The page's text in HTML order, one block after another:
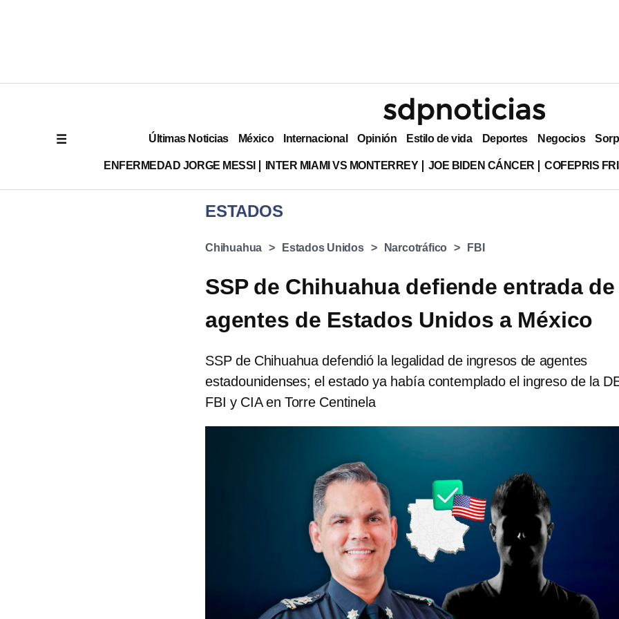
Últimas Noticias México Internacional Opinión Estilo de vida Deportes Negocios
ENFERMEDAD JORGE MESSI INTER MIAMI VS MONTERREY JOE BIDEN CÁNCER COFEPRIS
ESTADOS
Chihuahua Estados Unidos Narcotráfico FBI
SSP de Chihuahua defiende entrada de
agentes de Estados Unidos a México
SSP de Chihuahua defendió la legalidad de ingresos de agentes
estadounidenses; el estado ya había contemplado el ingreso de la
FBI y CIA en Torre Centinela